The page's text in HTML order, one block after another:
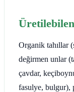
Organik tahıllar
değirmen unlar
çavdar,
fasulye, bulgur),